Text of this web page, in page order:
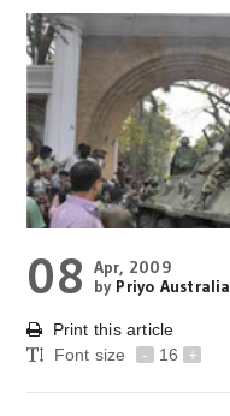
08 Apr, 2009
by Priyo Australia
Print this article
Font size
- 16 +